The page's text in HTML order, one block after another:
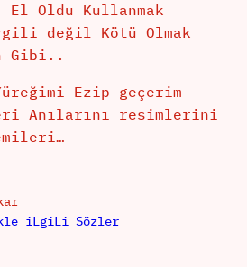
Oldu Kullanmak
değil Kötü Olmak
Gibi..
Ezip geçerim
Anılarını resimlerini
iLgiLi Sözler